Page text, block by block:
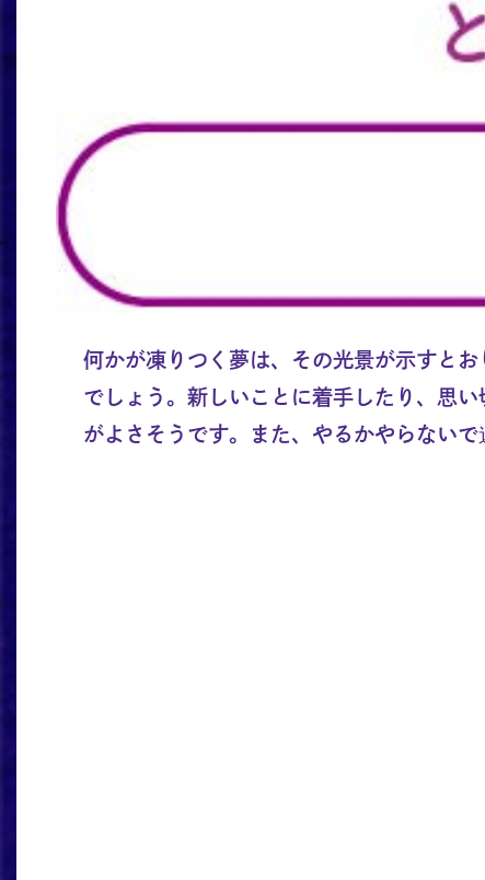
何かが凍りつく夢は、その光景が示すと
でしょう。新しいことに着手したり、思
がよさそうです。また、やるかやらない